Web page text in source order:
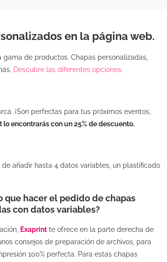
en la página web.
de productos. Chapas personalizadas,
Descubre las diferentes opciones.
¡Son perfectas para tus próximos eventos,
lo encontrarás con un 25% de descuento.
añadir hasta 4 datos variables, un plastificado
que hacer el pedido de chapas
con datos variables?
Exaprint te ofrece en la parte derecha de
consejos de preparación de archivos, para
100% perfecta. Para estas chapas